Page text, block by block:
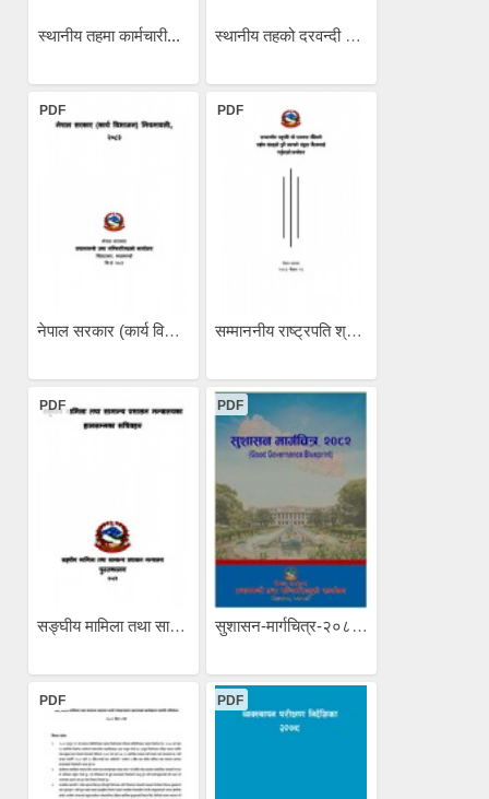
स्थानीय तहमा कार्मचारी... स्थानीय तहको दरवन्दी वववरण...
PDF
नेपाल सरकार (कार्य विभाजन)...
PDF
सम्माननीय राष्ट्रपति श्री...
PDF
सङ्घीय मामिला तथा सामान्य...
PDF
सुशासन-मार्गचित्र-२०८२...
PDF PDF